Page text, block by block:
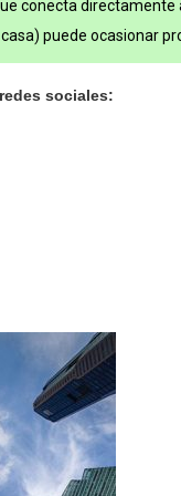
conecta directamente
puede ocasionar
sociales: